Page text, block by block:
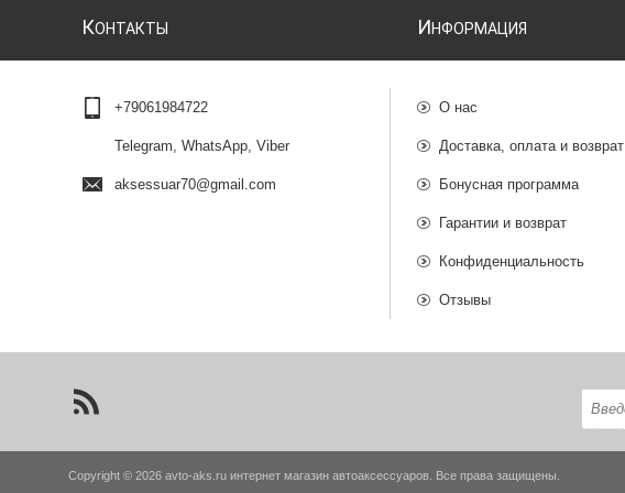
КОНТАКТЫ
+79061984722
Telegram, WhatsApp, Viber
aksessuar70@gmail.com
ИНФОРМАЦИЯ
О нас
Доставка, оплата и возврат
Бонусная программа
Гарантии и возврат
Конфиденциальность
Отзывы
Copyright © 2026 avto-aks.ru интернет магазин автоаксессуаров. Все права защищены.